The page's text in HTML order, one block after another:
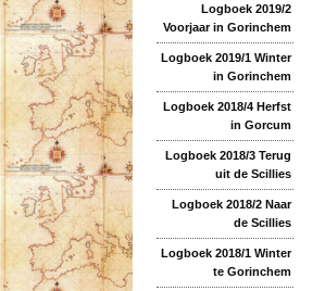
Logboek 2019/2
Voorjaar in Gorinchem
Logboek 2019/1 Winter
in Gorinchem
Logboek 2018/4 Herfst
in Gorcum
Logboek 2018/3 Terug
uit de Scillies
Logboek 2018/2 Naar
de Scillies
Logboek 2018/1 Winter
te Gorinchem